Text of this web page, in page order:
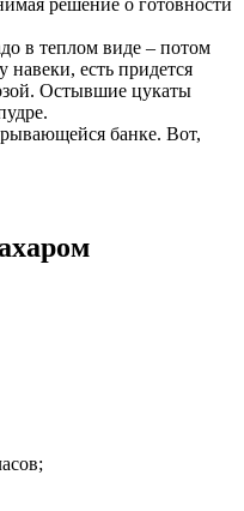
решение о готовности
в теплом виде – потом
есть придется
Остывшие цукаты
банке. Вот,